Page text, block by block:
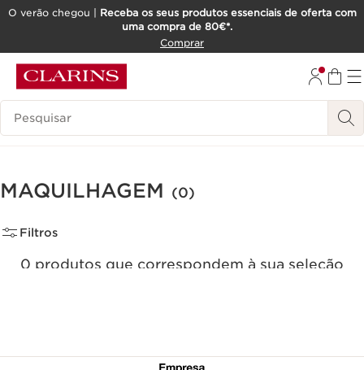
SALTAR PARA O CONTEÚDO
O verão chegou | Receba os seus produtos essenciais de oferta com
uma compra de 80€*.
Comprar
Pesquisar Legenda
MAQUILHAGEM (0)
Filtros
0 produtos que correspondem à sua seleção